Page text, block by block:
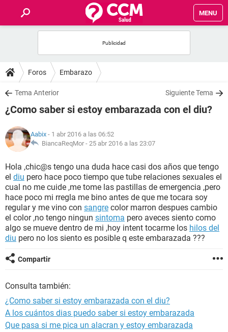
MENU
FOROS
SALUD
FAMILIA
NUTRICIÓN
BIENESTAR
SEXUALIDAD
GLOSARIO
Foros Embarazo
Tema Anterior Siguiente Tema
¿Como saber si estoy embarazada con el diu?
Aabix - 1 abr 2016 a las 06:52
BiancaReqMor - 25 abr 2016 a las 23:07
Hola ,chic@s tengo una duda hace casi dos años que tengo
el diu pero hace poco tiempo que tube relaciones sexuales el
cual no me cuide ,me tome las pastillas de emergencia ,pero
hace poco mi rregla me bino antes de que me tocara soy
regular y me vino con sangre color marron despues cambio
el color ,no tengo ningun sintoma pero aveces siento como
algo se mueve dentro de mi ,hoy intent tocarme los hilos del
diu pero no los siento es posible q este embarazada ???
Compartir
Consulta también:
¿Como saber si estoy embarazada con el diu?
A los cuántos dias puedo saber si estoy embarazada
Que pasa si me pica un alacran y estoy embarazada